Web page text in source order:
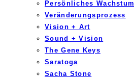
Persönliches Wachstum
Veränderungsprozess
Vision + Art
Sound + Vision
The Gene Keys
Saratoga
Sacha Stone